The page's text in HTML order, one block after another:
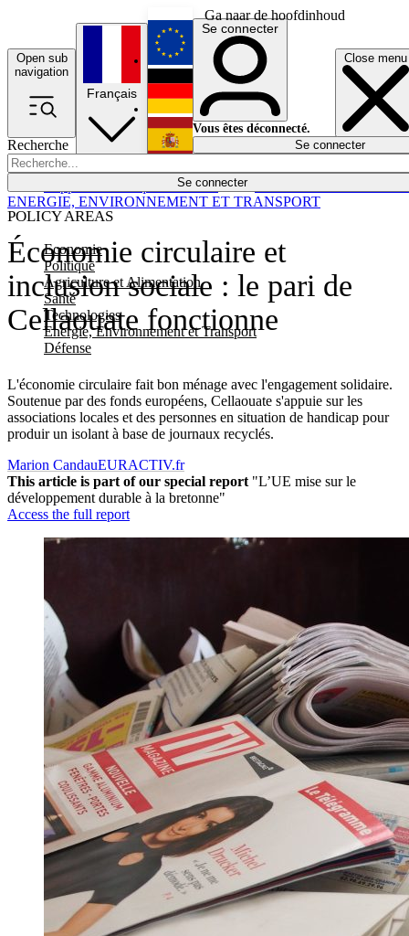
Ga naar de hoofdinhoud
Open sub
navigation
Close menu
Recherche
Se connecter
POLICY AREAS
Economie
Politique
Agriculture et Alimentation
Santé
Technologies
Energie, Environnement et Transport
Défense
Économie
Français
English
Deutsch
Español
Se connecter
Vous êtes déconnecté.
Se connecter
Économie circulaire et
inclusion sociale : le pari de
Cellaouate fonctionne
L'économie circulaire fait bon ménage avec l'engagement solidaire.
Soutenue par des fonds européens, Cellaouate s'appuie sur les
associations locales et des personnes en situation de handicap pour
produir un isolant à base de journaux recyclés.
ENERGIE, ENVIRONNEMENT ET TRANSPORT
Marion CandauEURACTIV.fr
This article is part of our special report "L’UE mise sur le
développement durable à la bretonne"
Access the full report